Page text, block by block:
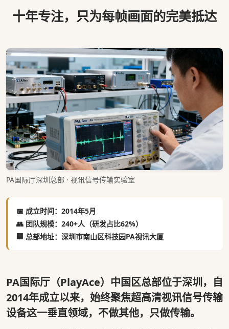
十年专注，只为每帧画面的完美抵达
PA国际厅深圳总部 · 视讯信号传输实验室
📅 成立时间：2014年5月
👥 团队规模：240+人（研发占比62%）
🏢 总部地址：深圳市南山区科技园PA视讯大厦
PA国际厅（PlayAce）中国区总部位于深圳，自
2014年成立以来，始终聚焦超高清视讯信号传输
设备这一垂直领域，不做其他，只做传输。